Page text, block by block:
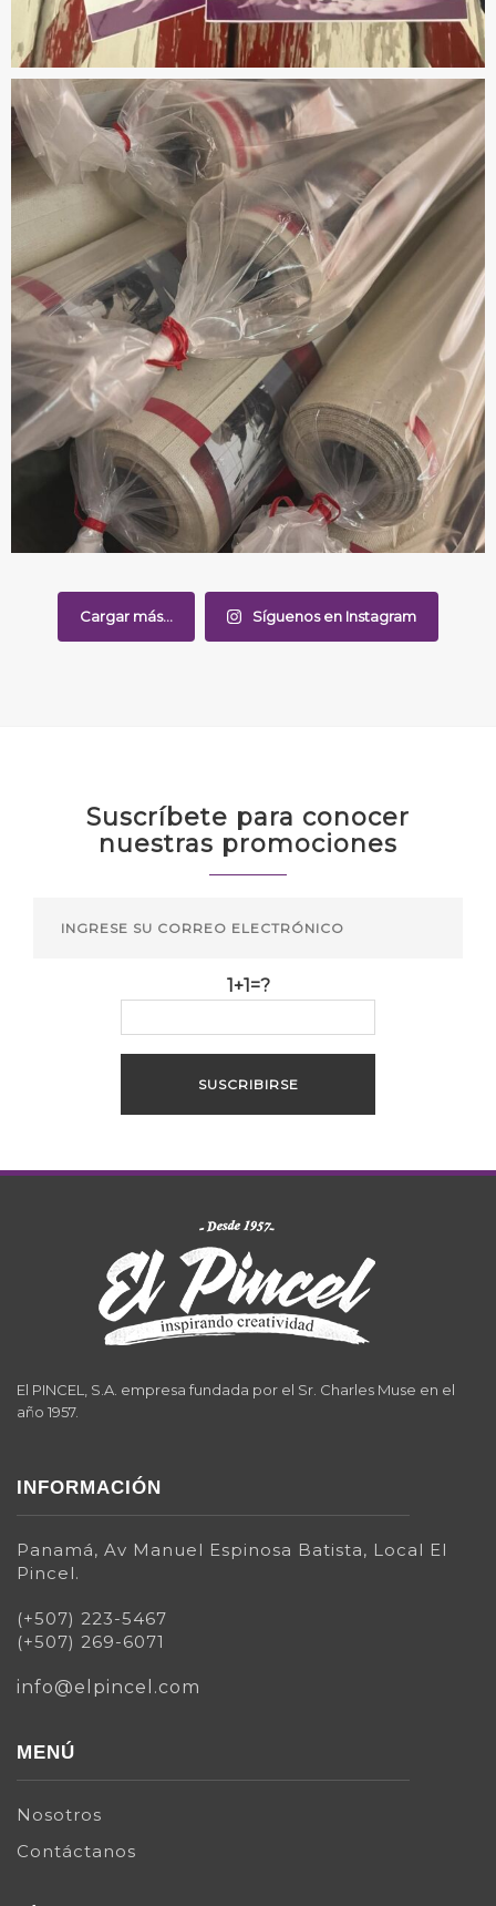
Cargar más... Síguenos en Instagram
Suscríbete para conocer
nuestras promociones
1+1=?
El PINCEL, S.A. empresa fundada por el Sr. Charles Muse en el
año 1957.
INFORMACIÓN
Panamá, Av Manuel Espinosa Batista, Local El
Pincel.
(+507) 223-5467
(+507) 269-6071
info@elpincel.com
MENÚ
Nosotros
Contáctanos